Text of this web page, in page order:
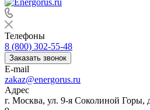
Телефоны
8 (800) 302-55-48
Заказать звонок
E-mail
zakaz@energorus.ru
Адрес
г. Москва, ул. 9-я Соколиной Горы,